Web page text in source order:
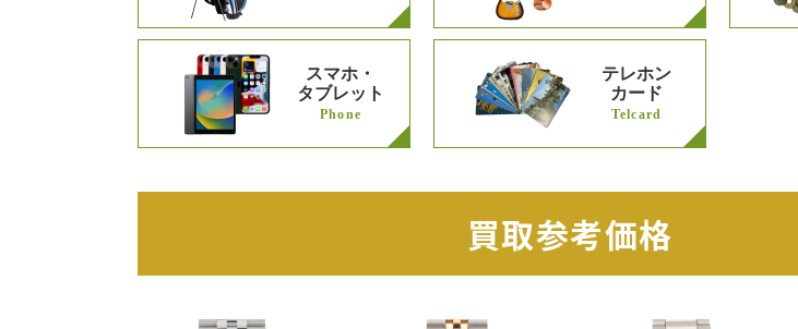
スマホ・
タブレット
Phone
テレホン
カード
Telcard
買取参考価格